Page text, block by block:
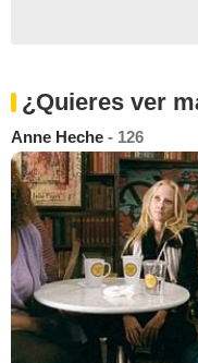
¿Quieres ver
Anne Heche - 126